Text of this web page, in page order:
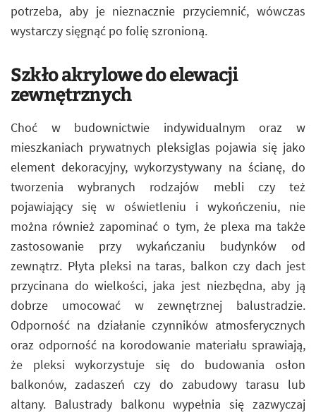
potrzeba, aby je nieznacznie przyciemnić, wówczas
wystarczy sięgnąć po folię szronioną.
Szkło akrylowe do elewacji
zewnętrznych
Choć w budownictwie indywidualnym oraz w
mieszkaniach prywatnych pleksiglas pojawia się jako
element dekoracyjny, wykorzystywany na ścianę, do
tworzenia wybranych rodzajów mebli czy też
pojawiający się w oświetleniu i wykończeniu, nie
można również zapominać o tym, że plexa ma także
zastosowanie przy wykańczaniu budynków od
zewnątrz. Płyta pleksi na taras, balkon czy dach jest
przycinana do wielkości, jaka jest niezbędna, aby ją
dobrze umocować w zewnętrznej balustradzie.
Odporność na działanie czynników atmosferycznych
oraz odporność na korodowanie materiału sprawiają,
że pleksi wykorzystuje się do budowania osłon
balkonów, zadaszeń czy do zabudowy tarasu lub
altany. Balustrady balkonu wypełnia się zazwyczaj